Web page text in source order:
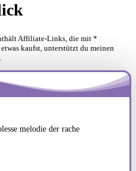
Affiliate-Links, die mit *
kaufst, unterstützt du meinen